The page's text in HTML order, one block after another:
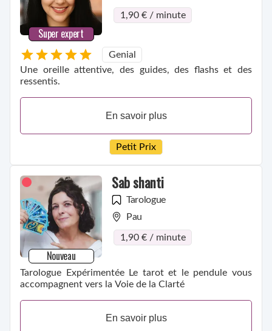
Super expert
1,90 € / minute
Genial
Une oreille attentive, des guides, des flashs et des
ressentis.
En savoir plus
Petit Prix
Nouveau
Sab shanti
Tarologue
Pau
1,90 € / minute
Tarologue Expérimentée Le tarot et le pendule vous
accompagnent vers la Voie de la Clarté
En savoir plus